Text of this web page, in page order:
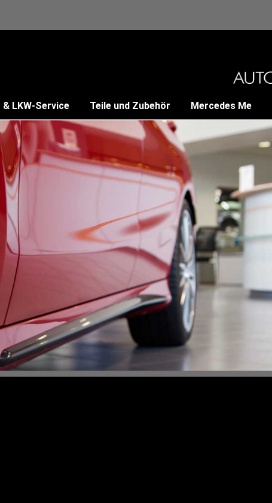
LKW-Service Teile und Zubehör Mercedes Me
Content Slider